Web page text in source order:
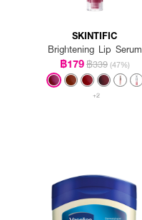
SKINTIFIC
Brightening Lip Serum
฿179฿339 (47%)
+2